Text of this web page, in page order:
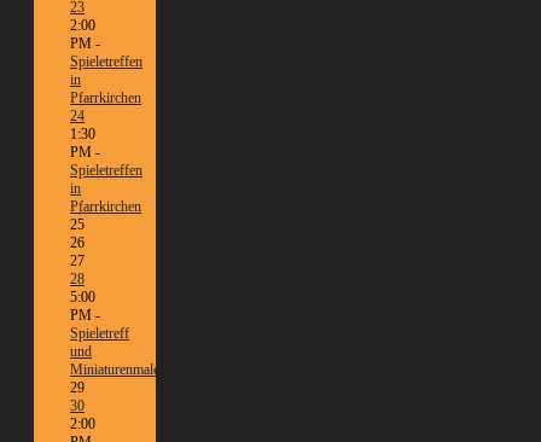
23
2:00
PM -
Spieletreffen
in
Pfarrkirchen
24
1:30
PM -
Spieletreffen
in
Pfarrkirchen
25
26
27
28
5:00
PM -
Spieletreff
und
Miniaturenmalen/Tabletop
29
30
2:00